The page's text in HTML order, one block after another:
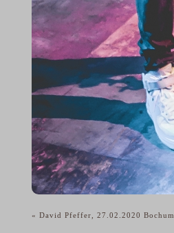
« David Pfeffer, 27.02.2020 Bochum